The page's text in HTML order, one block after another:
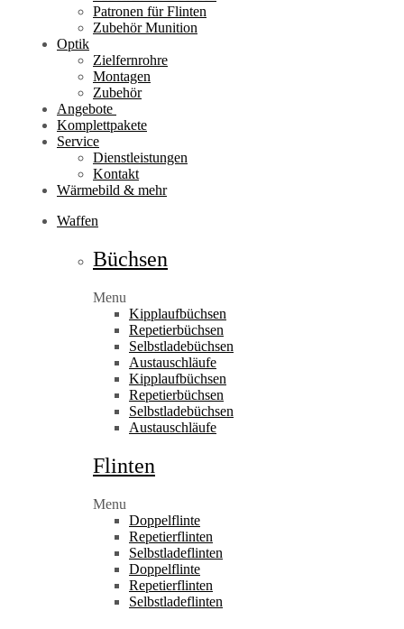
Patronen für Flinten
Zubehör Munition
Optik
Zielfernrohre
Montagen
Zubehör
Angebote
Komplettpakete
Service
Dienstleistungen
Kontakt
Wärmebild & mehr
Waffen
Büchsen
Menu
Kipplaufbüchsen
Repetierbüchsen
Selbstladebüchsen
Austauschläufe
Kipplaufbüchsen
Repetierbüchsen
Selbstladebüchsen
Austauschläufe
Flinten
Menu
Doppelflinte
Repetierflinten
Selbstladeflinten
Doppelflinte
Repetierflinten
Selbstladeflinten